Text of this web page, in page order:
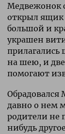
Медвежонок
открыл ящик
большой и
украшен
прилагались
на шею, и
помогают
Обрадовался
давно о нем
родители не
нибудь